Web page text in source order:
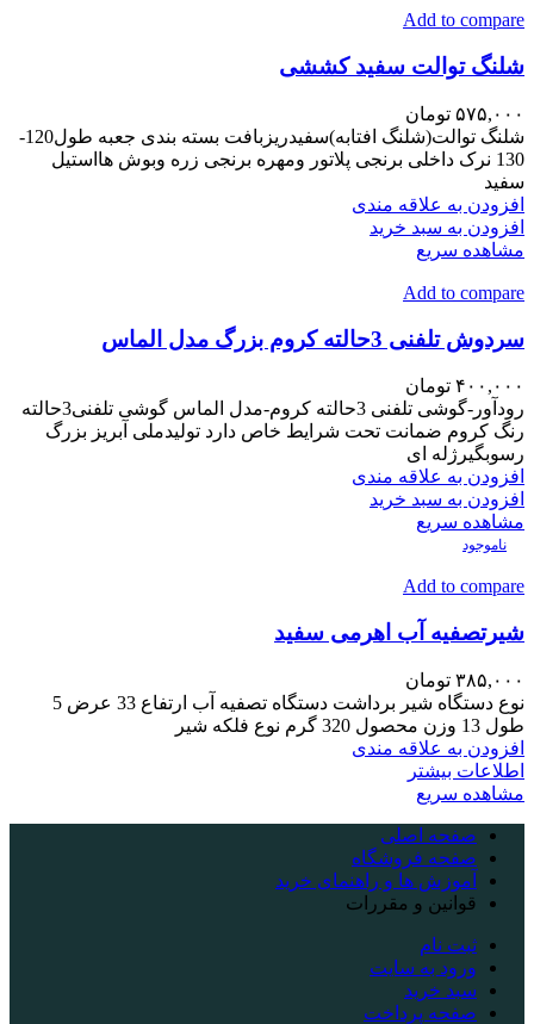
Add to compare
شلنگ توالت سفید کششی
۵۷۵,۰۰۰ تومان
شلنگ توالت(شلنگ افتابه)سفیدریزبافت بسته بندی جعبه طول120-
130 نرک داخلی برنجی پلاتور ومهره برنجی زره وبوش هااستیل
سفید
افزودن به علاقه مندی
افزودن به سبد خرید
مشاهده سریع
Add to compare
سردوش تلفنی 3حالته کروم بزرگ مدل الماس
۴۰۰,۰۰۰ تومان
رودآور-گوشی تلفنی 3حالته کروم-مدل الماس گوشی تلفنی3حالته
رنگ کروم ضمانت تحت شرایط خاص دارد تولیدملی آبریز بزرگ
رسوبگیرژله ای
افزودن به علاقه مندی
افزودن به سبد خرید
مشاهده سریع
ناموجود
Add to compare
شیرتصفیه آب اهرمی سفید
۳۸۵,۰۰۰ تومان
نوع دستگاه شیر برداشت دستگاه تصفیه آب ارتفاع 33 عرض 5
طول 13 وزن محصول 320 گرم نوع فلکه شیر
افزودن به علاقه مندی
اطلاعات بیشتر
مشاهده سریع
صفحه اصلی
صفحه فروشگاه
آموزش ها و راهنمای خرید
قوانین و مقررات
ثبت نام
ورود به سایت
سبد خرید
صفحه پرداخت